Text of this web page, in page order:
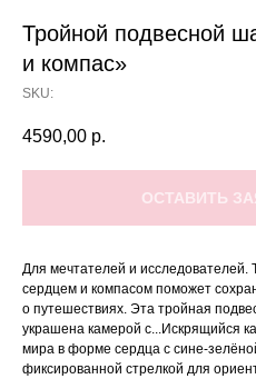
Тройной подвесной
и компас»
SKU:
4590,00 р.
ОСТАВИТЬ
Для мечтателей и исследователей.
сердцем и компасом поможет
о путешествиях. Эта тройная
украшена камерой с...Искрящийся
мира в форме сердца с сине-
фиксированной стрелкой для